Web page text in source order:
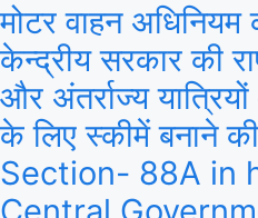
मोटर वाहन अधिनियम
केन्द्रीय सरकार की
और अंतर्राज्य
के लिए स्कीमें बनाने
Section- 88A in
Central